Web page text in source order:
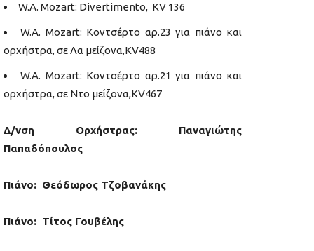
W.A. Mozart: Divertimento, KV 136
W.A. Mozart: Κοντσέρτο αρ.23 για πιάνο και
ορχήστρα, σε Λα μείζονα,KV488
W.A. Mozart: Κοντσέρτο αρ.21 για πιάνο και
ορχήστρα, σε Ντο μείζονα,KV467
Δ/νση Ορχήστρας: Παναγιώτης
Παπαδόπουλος
Πιάνο: Θεόδωρος Τζοβανάκης
Πιάνο: Τίτος Γουβέλης